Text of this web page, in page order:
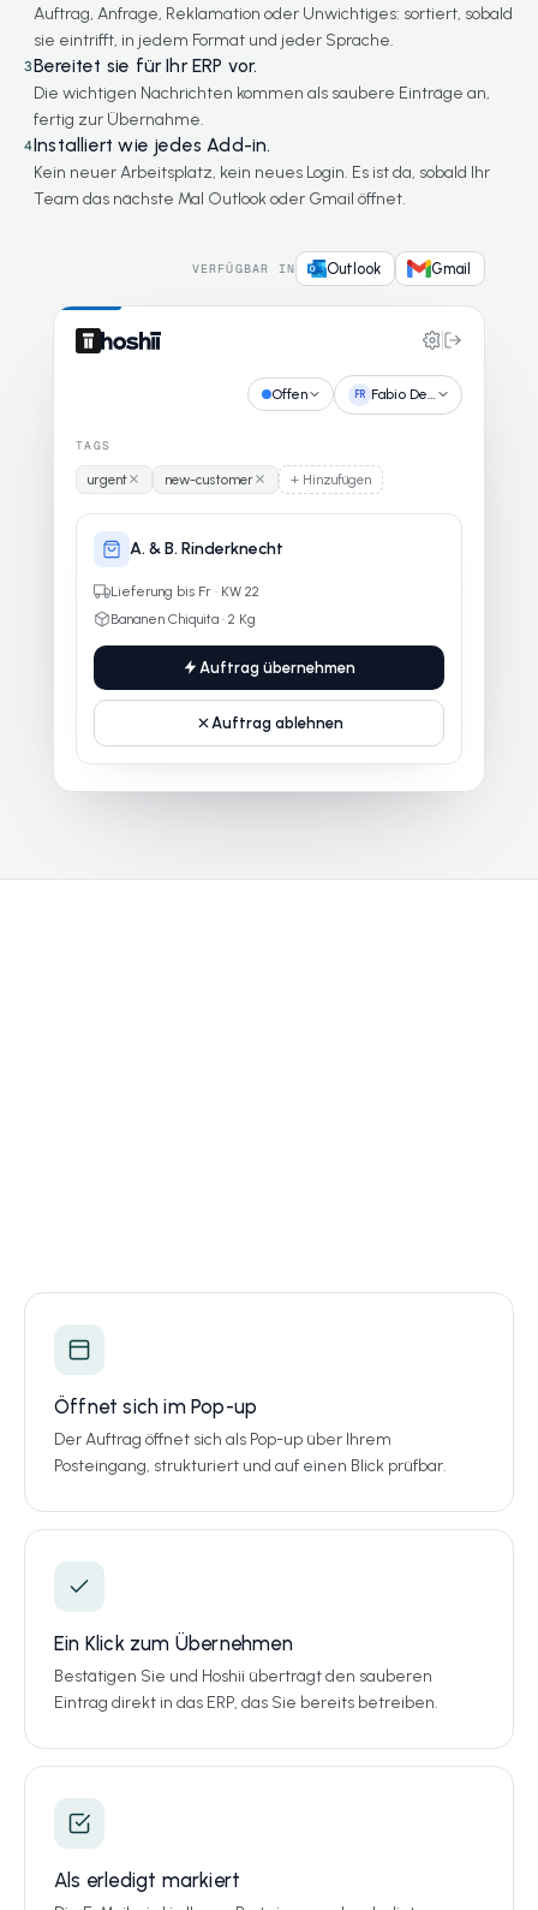
Auftrag, Anfrage, Reklamation oder Unwichtiges: sortiert, sobald
sie eintrifft, in jedem Format und jeder Sprache.
3Bereitet sie für Ihr ERP vor.
Die wichtigen Nachrichten kommen als saubere Einträge an,
fertig zur Übernahme.
4Installiert wie jedes Add-in.
Kein neuer Arbeitsplatz, kein neues Login. Es ist da, sobald Ihr
Team das nächste Mal Outlook oder Gmail öffnet.
VERFÜGBAR IN Outlook Gmail
Offen FR Fabio De…
TAGS
urgent new-customer + Hinzufügen
A. & B. Rinderknecht
Lieferung bis Fr · KW 22
Bananen Chiquita · 2 Kg
Auftrag übernehmen
Auftrag ablehnen
Öffnet sich im Pop-up
Der Auftrag öffnet sich als Pop-up über Ihrem
Posteingang, strukturiert und auf einen Blick prüfbar.
Ein Klick zum Übernehmen
Bestätigen Sie und Hoshii überträgt den sauberen
Eintrag direkt in das ERP, das Sie bereits betreiben.
Als erledigt markiert